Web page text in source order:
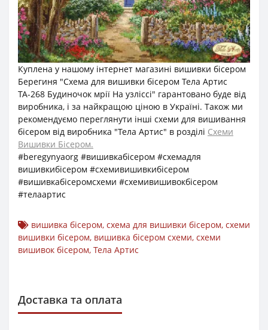
Куплена у нашому інтернет магазині вишивки бісером
Берегиня "Cхема для вишивки бісером Тела Артис
ТА-268 Будиночок мрії На узліссі" гарантовано буде від
виробника, і за найкращою ціною в Україні. Також ми
рекомендуємо переглянути інші схеми для вишивання
бісером від виробника "Тела Артис" в розділі Схеми
Вишивки Бісером.
#beregynyaorg #вишивкабісером #схемадля
вишивкибісером #схемивишивкибісером
#вишивкабісеромсхеми #схемивишивокбісером
#телаартис
вишивка бісером, схема для вишивки бісером, схеми
вишивки бісером, вишивка бісером схеми, схеми
вишивок бісером, Тела Артис
Доставка та оплата